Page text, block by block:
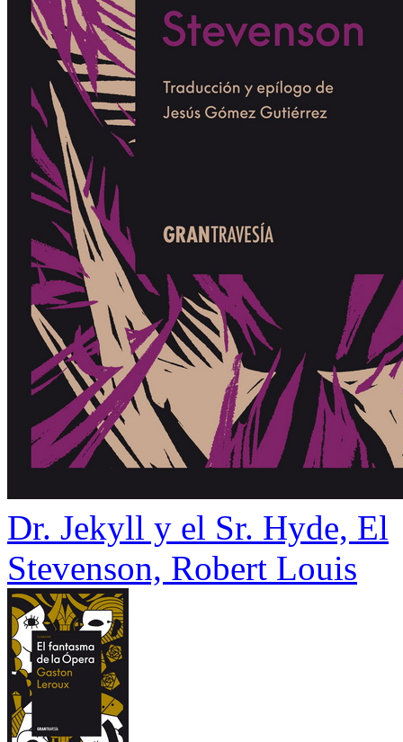
Dr. Jekyll y el Sr. Hyde, El
Stevenson, Robert Louis